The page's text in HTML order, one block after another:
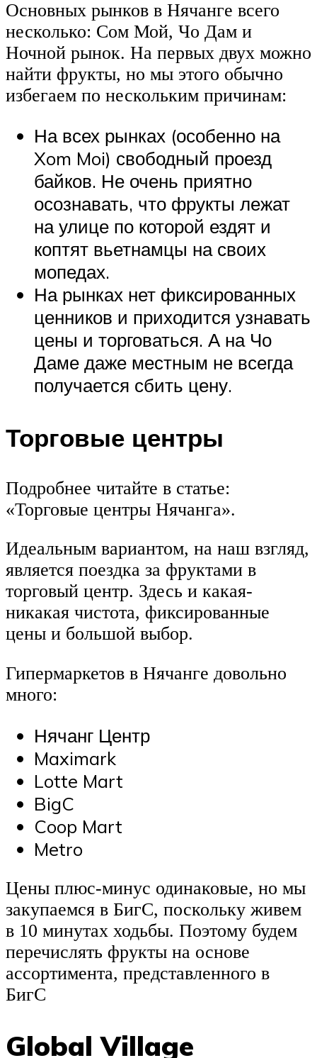
Основных рынков в Нячанге всего
несколько: Сом Мой, Чо Дам и
Ночной рынок. На первых двух можно
найти фрукты, но мы этого обычно
избегаем по нескольким причинам:
На всех рынках (особенно на
Xom Moi) свободный проезд
байков. Не очень приятно
осознавать, что фрукты лежат
на улице по которой ездят и
коптят вьетнамцы на своих
мопедах.
На рынках нет фиксированных
ценников и приходится узнавать
цены и торговаться. А на Чо
Даме даже местным не всегда
получается сбить цену.
Торговые центры
Подробнее читайте в статье:
«Торговые центры Нячанга».
Идеальным вариантом, на наш взгляд,
является поездка за фруктами в
торговый центр. Здесь и какая-
никакая чистота, фиксированные
цены и большой выбор.
Гипермаркетов в Нячанге довольно
много:
Нячанг Центр
Maximark
Lotte Mart
BigC
Coop Mart
Metro
Цены плюс-минус одинаковые, но мы
закупаемся в БигС, поскольку живем
в 10 минутах ходьбы. Поэтому будем
перечислять фрукты на основе
ассортимента, представленного в
БигС
Global Village